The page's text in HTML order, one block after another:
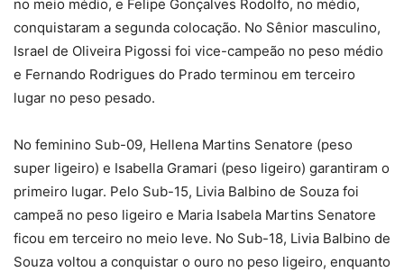
no meio médio, e Felipe Gonçalves Rodolfo, no médio,
conquistaram a segunda colocação. No Sênior masculino,
Israel de Oliveira Pigossi foi vice-campeão no peso médio
e Fernando Rodrigues do Prado terminou em terceiro
lugar no peso pesado.
No feminino Sub-09, Hellena Martins Senatore (peso
super ligeiro) e Isabella Gramari (peso ligeiro) garantiram o
primeiro lugar. Pelo Sub-15, Livia Balbino de Souza foi
campeã no peso ligeiro e Maria Isabela Martins Senatore
ficou em terceiro no meio leve. No Sub-18, Livia Balbino de
Souza voltou a conquistar o ouro no peso ligeiro, enquanto